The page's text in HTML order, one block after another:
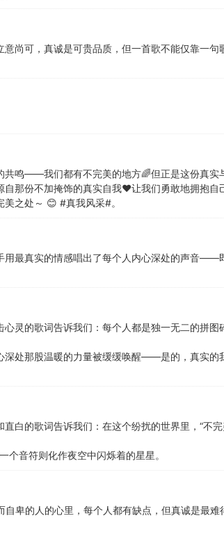
尚可，真诚是可贵品质，但一首歌不能仅靠一
鸣——我们都有不完美的地方🌈但正是这份真实
那份不加掩饰的真实自我❤️让我们勇敢地拥抱
之处～ 😊 #真我风采#。
最真实的情感唱出了每个人内心深处的声音——
灵的歌词告诉我们：每个人都是独一无二的拼
处那股温暖的力量被缓缓唤醒——是的，真实的
的歌词告诉我们：在这个纷扰的世界里，“不完
个音符则化作夜空中闪烁着的星星。
卑的人的心里，每个人都有缺点，但真诚是最难